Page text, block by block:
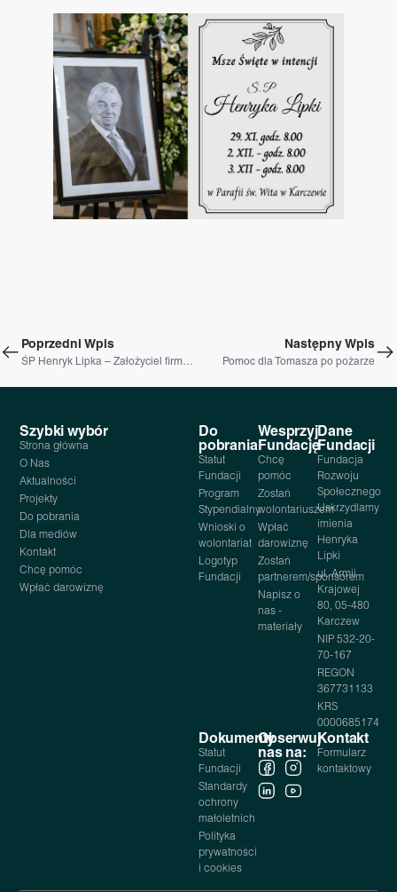
Poprzedni Wpis
ŚP Henryk Lipka – Założyciel firmy SuperDrob
Następny Wpis
Pomoc dla Tomasza po pożarze
Szybki wybór
Strona główna
O Nas
Aktualności
Projekty
Do pobrania
Dla mediów
Kontakt
Chcę pomóc
Wpłać darowiznę
Do
pobrania
Statut
Fundacji
Program
Stypendialny
Wnioski o
wolontariat
Logotyp
Fundacji
Wesprzyj
Fundację
Chcę
pomóc
Zostań
wolontariuszem
Wpłać
darowiznę
Zostań
partnerem/sponsorem
Napisz o
nas -
materiały
Dane
Fundacji
Fundacja
Rozwoju
Społecznego
Uskrzydlamy
imienia
Henryka
Lipki
ul. Armii
Krajowej
80, 05-480
Karczew
NIP 532-20-
70-167
REGON
367731133
KRS
0000685174
Dokumenty
Statut
Fundacji
Standardy
ochrony
małoletnich
Polityka
prywatności
i cookies
Obserwuj
nas na:
Kontakt
Formularz
kontaktowy